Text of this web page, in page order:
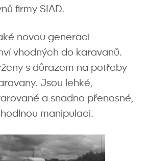
firmy SIAD.
novou generaci
vhodných do karavanů.
s důrazem na potřeby
Jsou lehké,
a snadno přenosné,
manipulaci.